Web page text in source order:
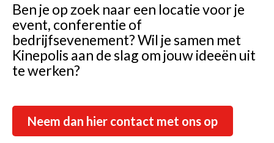
Ben je op zoek naar een locatie voor je
event, conferentie of
bedrijfsevenement? Wil je samen met
Kinepolis aan de slag om jouw ideeën uit
te werken?
Neem dan hier contact met ons op